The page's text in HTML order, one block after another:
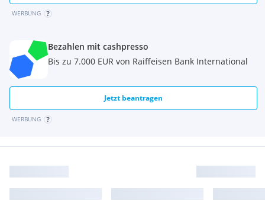
WERBUNG
Bezahlen mit cashpresso
Bis zu 7.000 EUR von Raiffeisen Bank International
Jetzt beantragen
WERBUNG